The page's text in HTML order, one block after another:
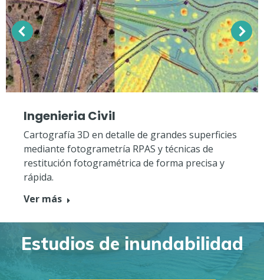
Ingenieria Civil
Cartografía 3D en detalle de grandes superficies
mediante fotogrametría RPAS y técnicas de
restitución fotogramétrica de forma precisa y
rápida.
Ver más
Estudios de inundabilidad